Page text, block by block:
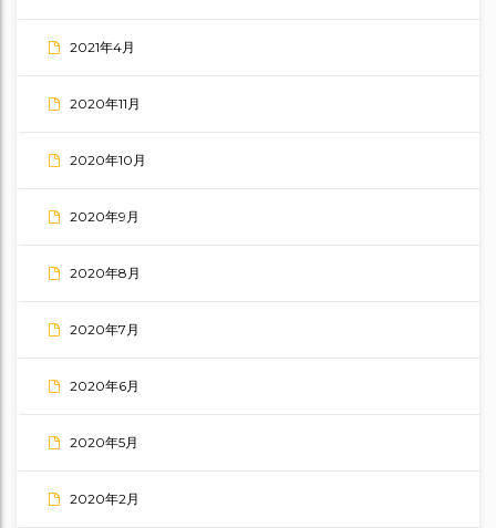
2021年4月
2020年11月
2020年10月
2020年9月
2020年8月
2020年7月
2020年6月
2020年5月
2020年2月